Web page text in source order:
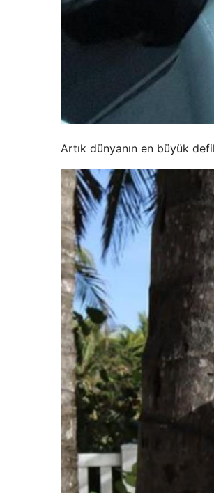
Artık dünyanın en büyük